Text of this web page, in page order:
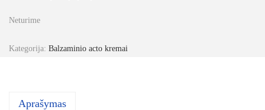
Neturime
Kategorija: Balzaminio acto kremai
Aprašymas